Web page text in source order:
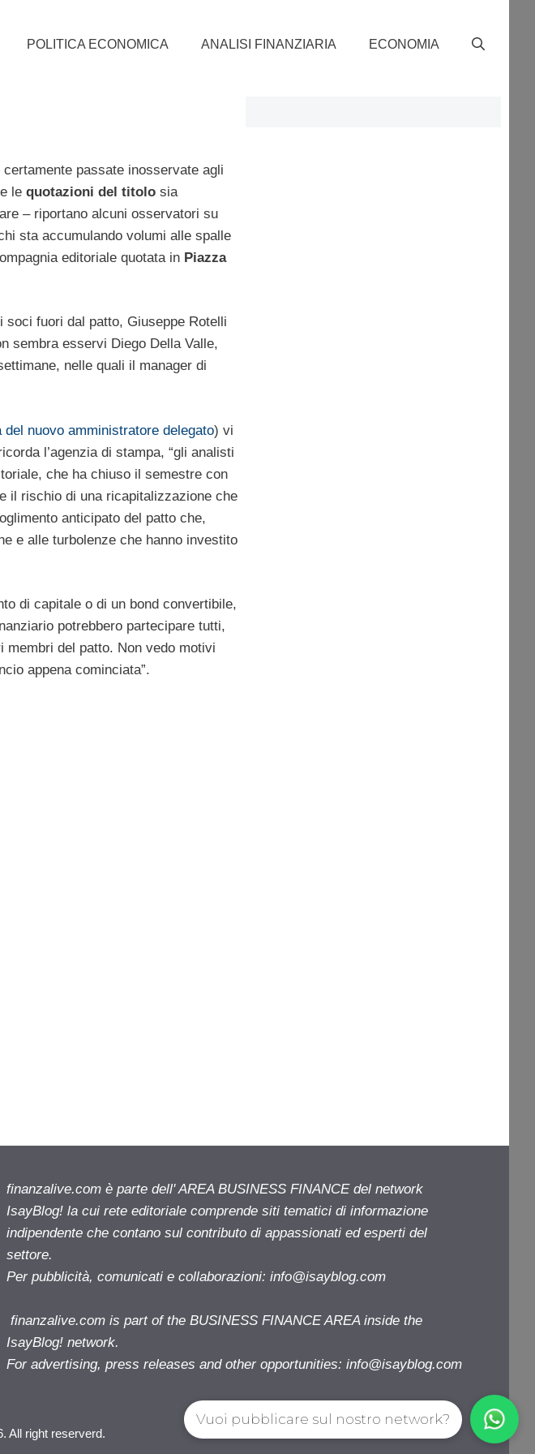
POLITICA ECONOMICA ANALISI FINANZIARIA ECONOMIA
passate inosservate agli
le quotazioni del titolosia
– riportano alcuni osservatori su
sta accumulando volumi alle spalle
editoriale quotata in Piazza
soci fuori dal patto, Giuseppe Rotelli
sembra esservi Diego Della Valle,
nelle quali il manager di
del nuovo amministratore delegato) vi
l’agenzia di stampa, “gli analisti
che ha chiuso il semestre con
il rischio di una ricapitalizzazione che
anticipato del patto che,
e alle turbolenze che hanno investito
di capitale o di un bond convertibile,
potrebbero partecipare tutti,
membri del patto. Non vedo motivi
appena cominciata”.
finanzalive.com è parte dell' AREA BUSINESS FINANCE del network
IsayBlog! la cui rete editoriale comprende siti tematici di informazione
indipendente che contano sul contributo di appassionati ed esperti del
settore.
Per pubblicità, comunicati e collaborazioni: info@isayblog.com
finanzalive.com is part of the BUSINESS FINANCE AREA inside the
IsayBlog! network.
For advertising, press releases and other opportunities: info@isayblog.com
All right reserverd.
Vuoi pubblicare sul nostro network?